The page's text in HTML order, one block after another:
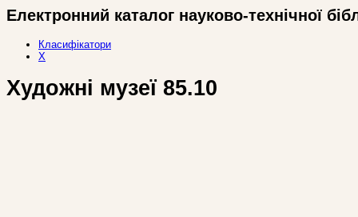
Електронний каталог науково-технічної
Класифікатори
Х
Художні музеї 85.10